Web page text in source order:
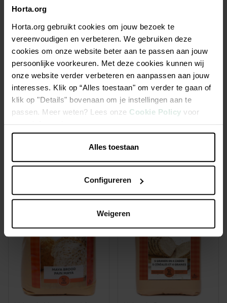
Horta.org
Horta.org gebruikt cookies om jouw bezoek te
vereenvoudigen en verbeteren. We gebruiken deze
cookies om onze website beter aan te passen aan jouw
persoonlijke voorkeuren. Met deze cookies kunnen wij
onze website verder verbeteren en aanpassen aan jouw
interesses. Klik op “Alles toestaan" om verder te gaan of
klik op "Details" bovenaan om je instellingen aan te
passen. Meer weten? Lees onze Cookie Policy voor
meer informatie.
Alles toestaan
Configureren
Weigeren
Broodmix vezelrijk 450g All-in mix luxe brood 2kg
€ 9,60